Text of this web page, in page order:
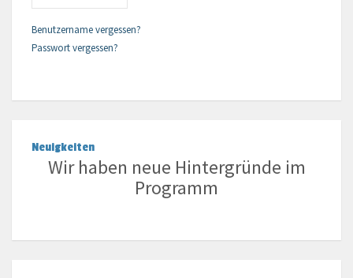
Benutzername vergessen?
Passwort vergessen?
Neuigkeiten
Wir haben neue Hintergründe im
Programm